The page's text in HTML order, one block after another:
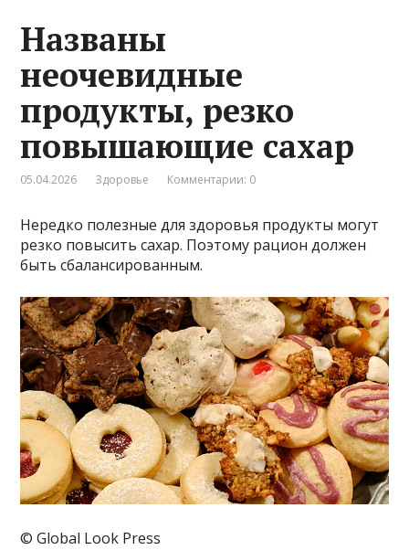
Названы
неочевидные
продукты, резко
повышающие сахар
05.04.2026 Здоровье Комментарии: 0
Нередко полезные для здоровья продукты могут
резко повысить сахар. Поэтому рацион должен
быть сбалансированным.
© Global Look Press